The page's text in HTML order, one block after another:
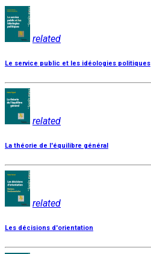
related
Le service public et les idéologies politiques
related
La théorie de l'équilibre général
related
Les décisions d'orientation